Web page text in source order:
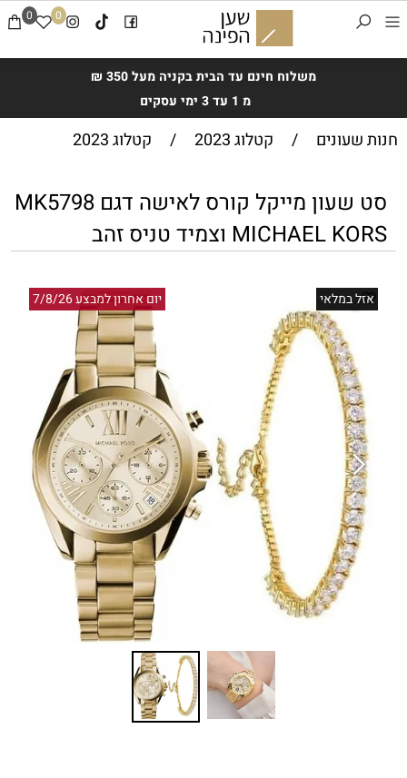
משלוח חינם עד הבית בקניה מעל 350 ₪
מ 1 עד 3 ימי עסקים
0 0
חנות שעונים / קטלוג 2023 / קטלוג 2023
סט שעון מייקל קורס לאישה דגם MK5798
MICHAEL KORS וצמיד טניס זהב
יום אחרון למבצע 7/8/26 אזל במלאי